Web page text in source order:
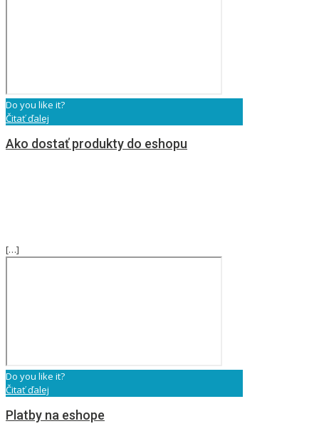
Do you like it?
Čitať ďalej
Ako dostať produkty do eshopu
[…]
Do you like it?
Čitať ďalej
Platby na eshope